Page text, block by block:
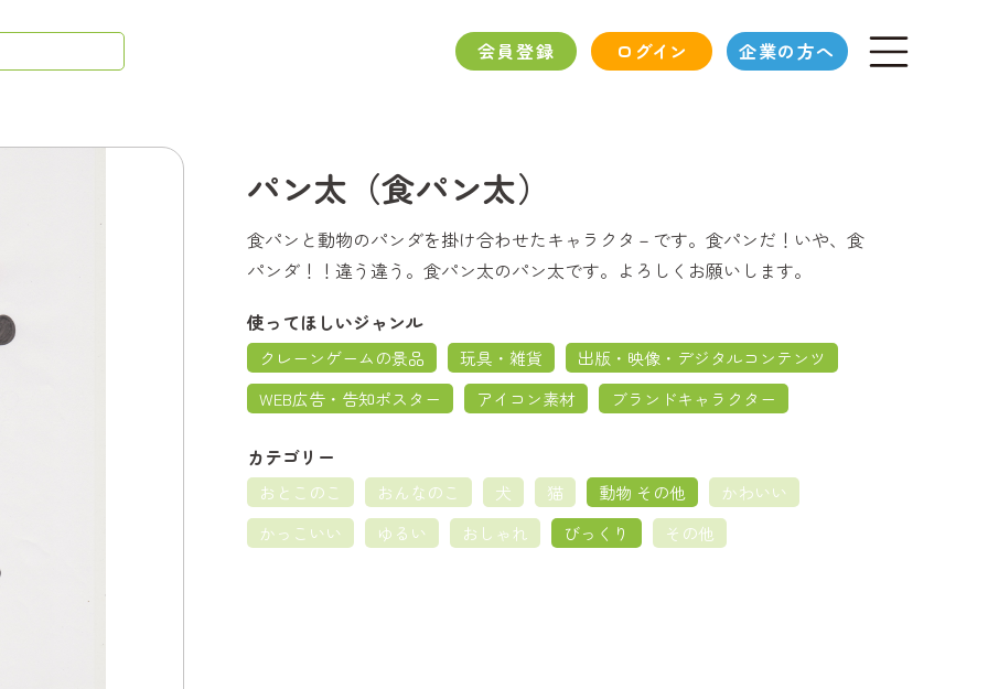
会員登録 ログイン 企業の方へ
パン太（食パン太）
食パンと動物のパンダを掛け合わせたキャラクタ－です。食パンだ！いや、食
パンダ！！違う違う。食パン太のパン太です。よろしくお願いします。
使ってほしいジャンル
クレーンゲームの景品 玩具・雑貨
出版・映像・デジタルコンテンツ
WEB広告・告知ポスター
アイコン素材 ブランドキャラクター
カテゴリー
おとこのこ おんなのこ 犬 猫 動物 その他
かわいい
かっこいい
ゆるい おしゃれ びっくり その他